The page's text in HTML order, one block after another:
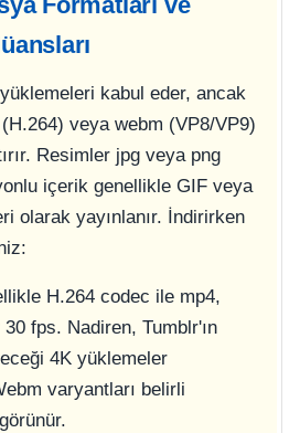
kabul eder, ancak
veya webm (VP8/VP9)
Resimler jpg veya png
içerik genellikle GIF veya
olarak yayınlanır. İndirirken
H.264 codec ile mp4,
fps. Nadiren, Tumblr'ın
4K yüklemeler
varyantları belirli